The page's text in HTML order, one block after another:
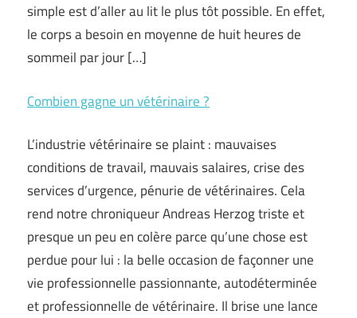
simple est d’aller au lit le plus tôt possible. En effet,
le corps a besoin en moyenne de huit heures de
sommeil par jour […]
Combien gagne un vétérinaire ?
L’industrie vétérinaire se plaint : mauvaises
conditions de travail, mauvais salaires, crise des
services d’urgence, pénurie de vétérinaires. Cela
rend notre chroniqueur Andreas Herzog triste et
presque un peu en colère parce qu’une chose est
perdue pour lui : la belle occasion de façonner une
vie professionnelle passionnante, autodéterminée
et professionnelle de vétérinaire. Il brise une lance